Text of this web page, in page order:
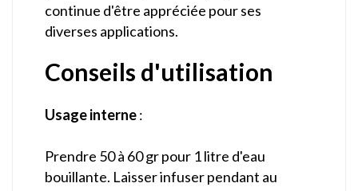
continue d'être appréciée pour ses
diverses applications.
Conseils d'utilisation
Usage interne:
Prendre 50 à 60 gr pour 1 litre d'eau
bouillante. Laisser infuser pendant au